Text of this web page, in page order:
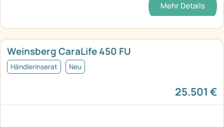
Mehr Details
Weinsberg CaraLife 450 FU
Händlerinserat Neu
25.501 €